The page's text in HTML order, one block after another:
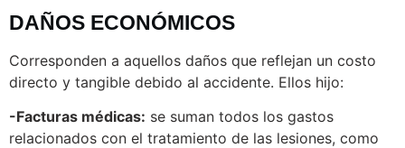
DAÑOS ECONÓMICOS
Corresponden a aquellos daños que reflejan un costo
directo y tangible debido al accidente. Ellos hijo:
-Facturas médicas: se suman todos los gastos
relacionados con el tratamiento de las lesiones, como